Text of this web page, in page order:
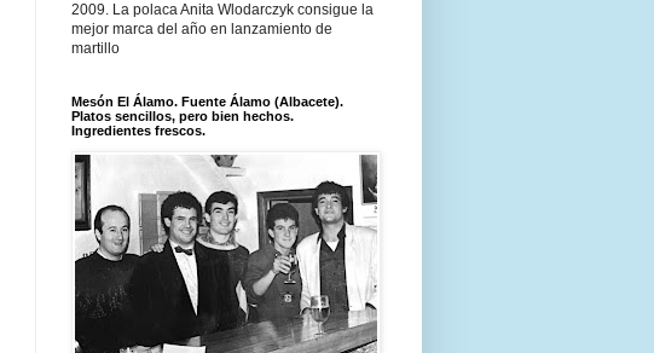
2009. La polaca Anita Wlodarczyk consigue la
mejor marca del año en lanzamiento de
martillo
Mesón El Álamo. Fuente Álamo (Albacete).
Platos sencillos, pero bien hechos.
Ingredientes frescos.